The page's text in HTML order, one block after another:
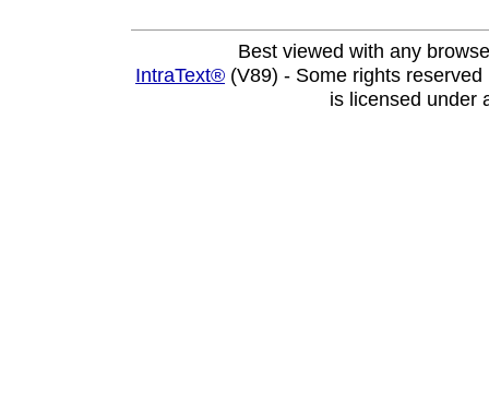
Best viewed with any
IntraText® (V89) - Some rights
is licensed under